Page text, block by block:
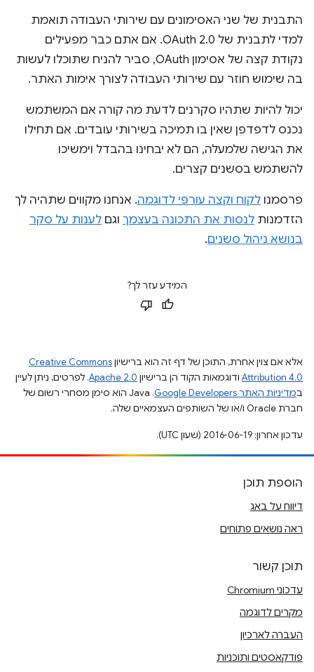
התבנית של שני האסימונים עם שירותי העבודה תואמת
למדי לתבנית של OAuth 2.0. אם אתם כבר מפעילים
נקודת קצה של אסימון OAuth, סביר להניח שתוכלו לעשות
בה שימוש חוזר עם שירותי העבודה לצורך אימות האתר.
יכול להיות שתהיו סקרנים לדעת מה קורה אם המשתמש
נכנס לדפדפן שאין בו תמיכה בשירותי עובדים. אם תחילו
את הגישה שלמעלה, הם לא יבחינו בהבדל וימשיכו
להשתמש בסשנים קצרים.
פרסמנו לקוח וקצה עורפי לדוגמה. אנחנו מקווים שתהיה לך
הזדמנות לנסות את התכונה בעצמך וגם לענות על סקר
בנושא ניהול סשנים.
המידע עזר לך?
אלא אם צוין אחרת, התוכן של דף זה הוא ברישיוןCreative Commons
Attribution 4.0 ודוגמאות הקוד הן ברישיון Apache 2.0. לפרטים, ניתן לעיין
במדיניות האתר Google Developers‏
.‏ Java הוא סימן מסחרי רשום של
חברת Oracle ו/או של השותפים העצמאיים שלה.
עדכון אחרון: 2016-06-19 (שעון UTC).
הוספת תוכן
דיווח על באג
ראה נושאים פתוחים
תוכן קשור
עדכוני Chromium
מקרים לדוגמה
העברה לארכיון
פודקאסטים ותוכניות